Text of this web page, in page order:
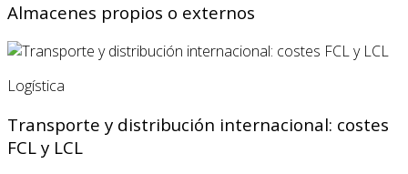
Almacenes propios o externos
Logística
Transporte y distribución internacional: costes
FCL y LCL